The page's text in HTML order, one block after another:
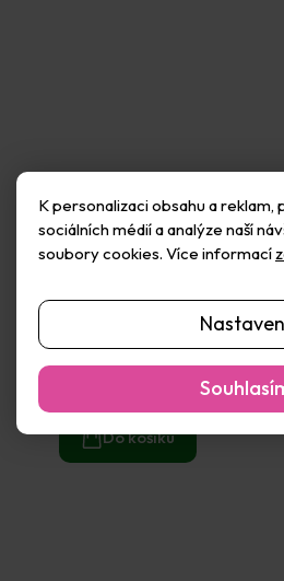
K personalizaci obsahu a reklam,
sociálních médií a analýze naší
soubory cookies. Více informací
Sada pravítek průhledných
Skladem(24 ks)
Do košíku